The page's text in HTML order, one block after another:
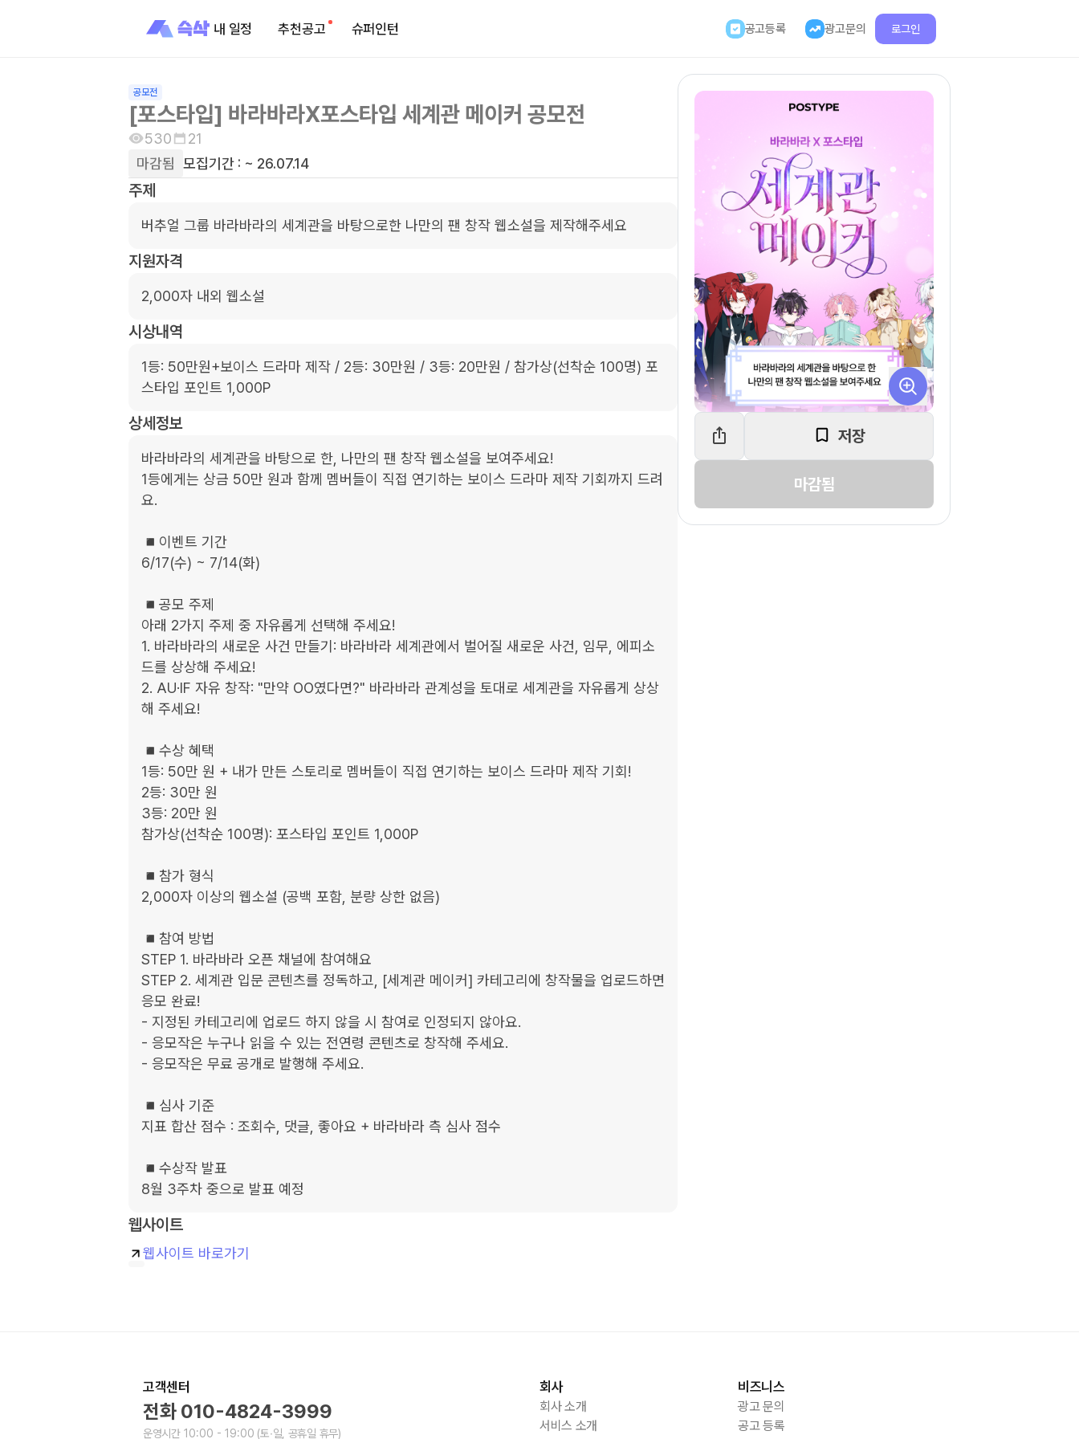
내 일정 추천공고 슈퍼인턴 공고등록 광고문의 로그인
공모전
[포스타입] 바라바라X포스타입 세계관 메이커 공모전
530
21
마감됨 모집기간 : ~ 26.07.14
주제
버추얼 그룹 바라바라의 세계관을 바탕으로한 나만의 팬 창작 웹소설을 제작해주세요
지원자격
2,000자 내외 웹소설
시상내역
1등: 50만원+보이스 드라마 제작 / 2등: 30만원 / 3등: 20만원 / 참가상(선착순 100명) 포
스타입 포인트 1,000P
상세정보
바라바라의 세계관을 바탕으로 한, 나만의 팬 창작 웹소설을 보여주세요!
1등에게는 상금 50만 원과 함께 멤버들이 직접 연기하는 보이스 드라마 제작 기회까지 드려
요.
◾️이벤트 기간
6/17(수) ~ 7/14(화)
◾️공모 주제
아래 2가지 주제 중 자유롭게 선택해 주세요!
1. 바라바라의 새로운 사건 만들기: 바라바라 세계관에서 벌어질 새로운 사건, 임무, 에피소
드를 상상해 주세요!
2. AU·IF 자유 창작: "만약 OO였다면?" 바라바라 관계성을 토대로 세계관을 자유롭게 상상
해 주세요!
◾️수상 혜택
1등: 50만 원 + 내가 만든 스토리로 멤버들이 직접 연기하는 보이스 드라마 제작 기회!
2등: 30만 원
3등: 20만 원
참가상(선착순 100명): 포스타입 포인트 1,000P
◾️참가 형식
2,000자 이상의 웹소설 (공백 포함, 분량 상한 없음)
◾️참여 방법
STEP 1. 바라바라 오픈 채널에 참여해요
STEP 2. 세계관 입문 콘텐츠를 정독하고, [세계관 메이커] 카테고리에 창작물을 업로드하면
응모 완료!
- 지정된 카테고리에 업로드 하지 않을 시 참여로 인정되지 않아요.
- 응모작은 누구나 읽을 수 있는 전연령 콘텐츠로 창작해 주세요.
- 응모작은 무료 공개로 발행해 주세요.
◾️심사 기준
지표 합산 점수 : 조회수, 댓글, 좋아요 + 바라바라 측 심사 점수
◾️수상작 발표
8월 3주차 중으로 발표 예정
웹사이트
웹사이트 바로가기
저장
마감됨
고객센터
전화 010-4824-3999
운영시간 10:00 - 19:00 (토∙일, 공휴일 휴무)
회사
회사 소개
서비스 소개
비즈니스
광고 문의
공고 등록